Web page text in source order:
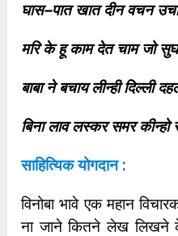
घास–पात खात दीन वचन
मरि के हू काम देत चाम जो
बाबा ने बचाय लीन्ही दिल्ली
बिना लाव लस्कर समर कीन्हो
साहित्यिक योगदान :
विनोबा भावे एक महान
ना जाने कितने लेख लिखने